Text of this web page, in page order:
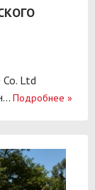
Ltd
Подробнее »